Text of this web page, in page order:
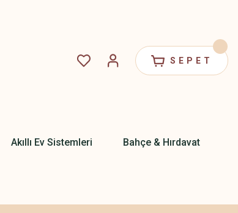
SEPET
Akıllı Ev Sistemleri Bahçe & Hırdavat